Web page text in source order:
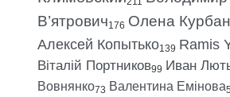
В’ятрович176 Олена
Алексей Копытько139 Ramis
Віталій Портников99 Иван
Вовнянко73 Валентина Емінова